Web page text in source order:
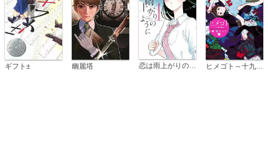
ギフト± 幽麗塔 恋は雨上がりのように